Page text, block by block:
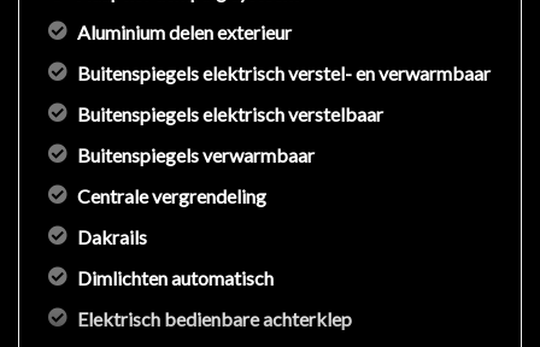
Aluminium delen exterieur
Buitenspiegels elektrisch verstel- en verwarmbaar
Buitenspiegels elektrisch verstelbaar
Buitenspiegels verwarmbaar
Centrale vergrendeling
Dakrails
Dimlichten automatisch
Elektrisch bedienbare achterklep